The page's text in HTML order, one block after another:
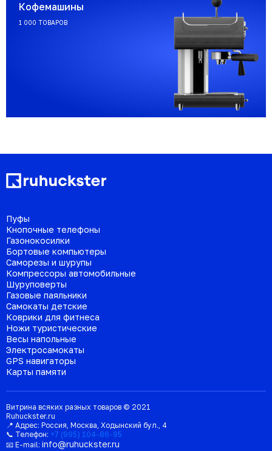
Кофемашины
1 000 ТОВАРОВ
Пуфы
Кнопочные телефоны
Газонокосилки
Бортовые компьютеры
Саморезы и шурупы
Компрессоры автомобильные
Шуруповерты
Газовые паяльники
Самокаты детские
Коврики для фитнеса
Ножи туристические
Весы напольные
Электросамокаты
GPS навигаторы
Карты памяти
Витрина всяких разных товаров © 2021
Ruhuckster.ru
📍 Адрес: Россия Москва Ходынский бул., 4
📞 Телефон: +7 (995) 104-86-95
📧 E-mail: info@ruhuckster.ru